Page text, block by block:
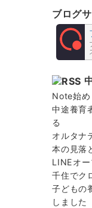
ブログ
Note始め
中途養育
る
オルタナ
本の見落
LINEオー
千住でク
子どもの
しました